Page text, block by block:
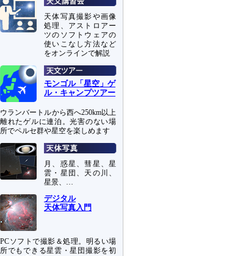
天体写真撮影や画像
処理、アストロアー
ツのソフトウェアの
使いこなし方法など
をオンラインで解説
モンゴル「星空」ゲ
ル・キャンプツアー
ウランバートルから西へ250km以上
離れたゲルに連泊。光害のない場
所でペルセ群や星空を楽しめます
月、惑星、彗星、星
雲・星団、天の川、
星景、…
デジタル
天体写真入門
PCソフトで撮影＆処理。明るい場
所でもできる星雲・星団撮影を初